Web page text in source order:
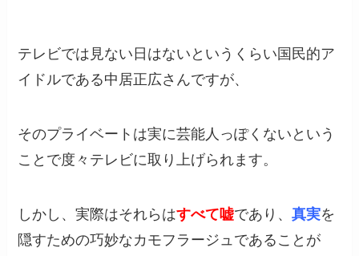
テレビでは見ない日はないというくらい国民的ア
イドルである中居正広さんですが、
そのプライベートは実に芸能人っぽくないという
ことで度々テレビに取り上げられます。
しかし、実際はそれらはすべて嘘であり、真実を
隠すための巧妙なカモフラージュであることが